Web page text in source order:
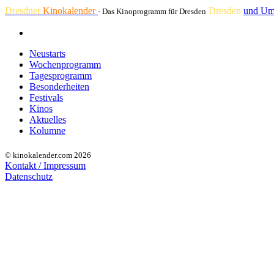
DresdnerKinokalender - Das Kinoprogramm für Dresden Dresden und
Neustarts
Wochenprogramm
Tagesprogramm
Besonderheiten
Festivals
Kinos
Aktuelles
Kolumne
© kinokalender.com 2026
Kontakt / Impressum
Datenschutz